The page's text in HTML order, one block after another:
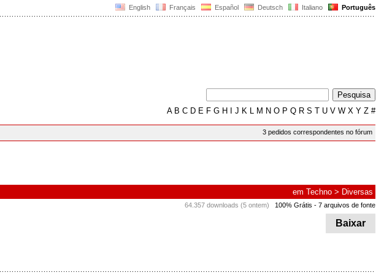
English Français Español Deutsch Italiano Português
AB C D E F G H J K L M N O P Q R S T U V W X Y Z #
3 pedidos correspondentes no fórum
em Techno > Diversas
64.357 downloads (5 ontem) 100% Grátis - 7 arquivos de fonte
Baixar